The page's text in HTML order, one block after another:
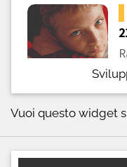
Vuoi questo widget